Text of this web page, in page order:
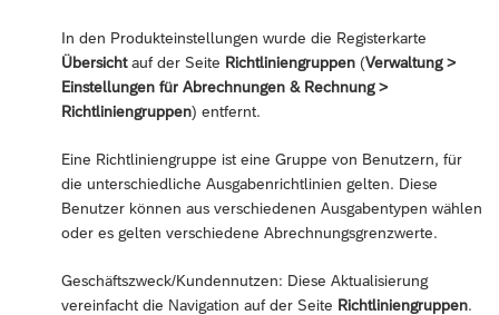
In den Produkteinstellungen wurde die Registerkarte
Übersichtauf der Seite Richtliniengruppen (Verwaltung >
Einstellungen für Abrechnungen & Rechnung >
Richtliniengruppen) entfernt.
Eine Richtliniengruppe ist eine Gruppe von Benutzern, für
die unterschiedliche Ausgabenrichtlinien gelten. Diese
Benutzer können aus verschiedenen Ausgabentypen wählen
oder es gelten verschiedene Abrechnungsgrenzwerte.
Geschäftszweck/Kundennutzen: Diese Aktualisierung
vereinfacht die Navigation auf der Seite Richtliniengruppen.